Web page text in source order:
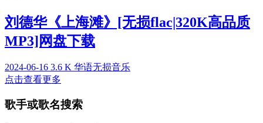
刘德华《上海滩》[无损flac|320K高品质
MP3]网盘下载
2024-06-16 3.6 K 华语无损音乐
点击查看更多
歌手或歌名搜索